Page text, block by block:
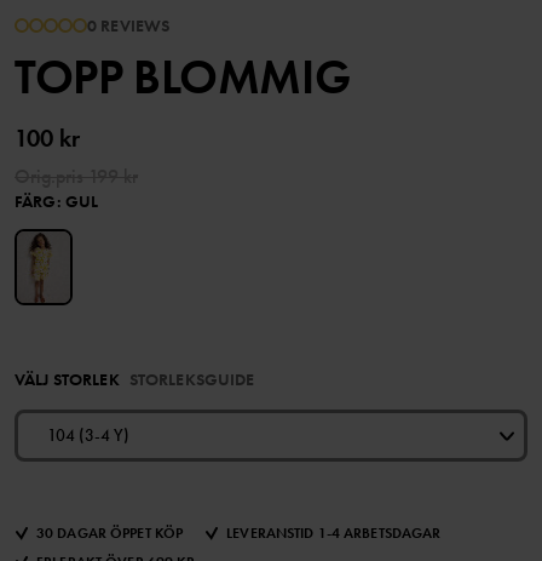
0 REVIEWS
TOPP BLOMMIG
100 kr
FÄRG: GUL
VÄLJ STORLEK STORLEKSGUIDE
104 (3-4 Y)
30 DAGAR ÖPPET KÖP
LEVERANSTID 1-4 ARBETSDAGAR